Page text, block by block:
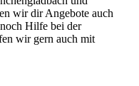
wir dir Angebote auch
Hilfe bei der
wir gern auch mit